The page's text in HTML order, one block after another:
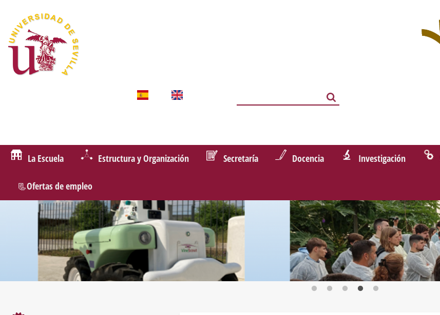
La Escuela Estructura y Organización Secretaría Docencia Investigación
📃Ofertas de empleo